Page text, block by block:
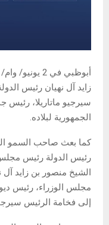
أبوظبي في 2
زايد آل نهيان رئيس
سيرجيو ماتاريلا، رئيس
الجمهورية لبلاده.
كما بعث صاحب السمو
رئيس الدولة رئيس مجلس
الشيخ منصور بن زايد آل
مجلس الوزراء، رئيس
إلى فخامة الرئيس سيرجو